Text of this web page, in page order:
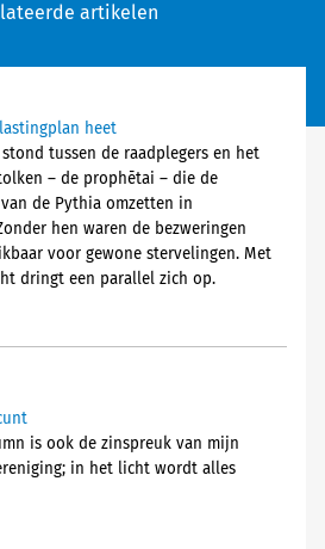
artikelen
heet
tussen de raadplegers en het
– de prophētai – die de
de Pythia omzetten in
hen waren de bezweringen
voor gewone stervelingen. Met
dringt een parallel zich op.
is ook de zinspreuk van mijn
in het licht wordt alles